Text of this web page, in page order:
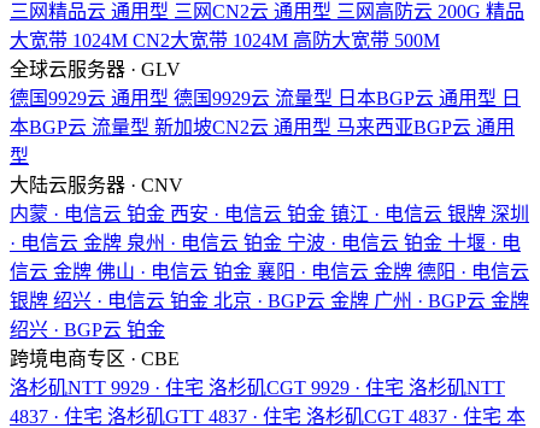
三网精品云 通用型 三网CN2云 通用型 三网高防云 200G 精品
大宽带 1024M CN2大宽带 1024M 高防大宽带 500M
全球云服务器 · GLV
德国9929云 通用型 德国9929云 流量型 日本BGP云 通用型 日
本BGP云 流量型 新加坡CN2云 通用型 马来西亚BGP云 通用
型
大陆云服务器 · CNV
内蒙 · 电信云 铂金 西安 · 电信云 铂金 镇江 · 电信云 银牌 深圳
· 电信云 金牌 泉州 · 电信云 铂金 宁波 · 电信云 铂金 十堰 · 电
信云 金牌 佛山 · 电信云 铂金 襄阳 · 电信云 金牌 德阳 · 电信云
银牌 绍兴 · 电信云 铂金 北京 · BGP云 金牌 广州 · BGP云 金牌
绍兴 · BGP云 铂金
跨境电商专区 · CBE
洛杉矶NTT 9929 · 住宅 洛杉矶CGT 9929 · 住宅 洛杉矶NTT
4837 · 住宅 洛杉矶GTT 4837 · 住宅 洛杉矶CGT 4837 · 住宅 本